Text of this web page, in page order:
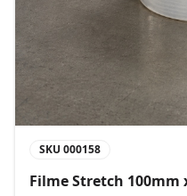
SKU 000158
Filme Stretch 100mm